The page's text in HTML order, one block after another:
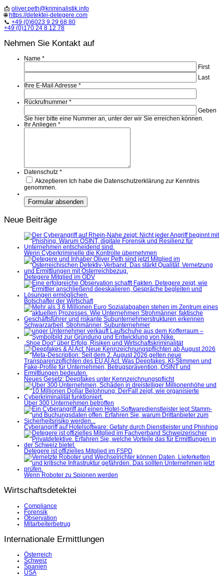
📩 oliver.peth@kriminalistik.info
🌐 https://detektei-detegere.com
📞 +49 (0)6023 9 29 68 80
+49 (0)170 24 8 12 78
Nehmen Sie Kontakt auf
Name *
First
Last
Ihre E-Mail Adresse *
Rückrufnummer *
Geben
Sie hier bitte eine Nummer an, unter der wir Sie erreichen können.
Ihr Anliegen *
Datenschutz *
Akzeptieren Ich habe die Datenschutzerklärung zur Kenntnis
genommen.
Neue Beiträge
Wenn Cyberkriminelle die Kontrolle übernehmen
Detegere Mitglied im ÖDV
Botschafter der Wirtschaft
Schwarzarbeit, Strohmänner, Subunternehmer
„Shoe Dog“ über Erfolg, Risiken und Wirtschaftskriminalität
Neues Gesetz: Deepfakes unter Kennzeichnungspflicht
Über 300 Unternehmen betroffen
Cyberangriff auf Hotelsoftware: Gefahr durch Dienstleister und Phishing
Detegere ist offizielles Mitglied im FSPD
Wenn Roboter zu Spionen werden
Wirtschaftsdetektei
Compliance
Forensik
Observation
Mitarbeiterbetrug
Internationale Ermittlungen
Österreich
Schweiz
Spanien
USA